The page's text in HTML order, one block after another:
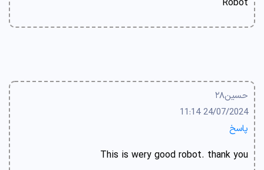
Robot
حسین۲۸
24/07/2024 11:14
پاسخ
This is wery good robot. thank you